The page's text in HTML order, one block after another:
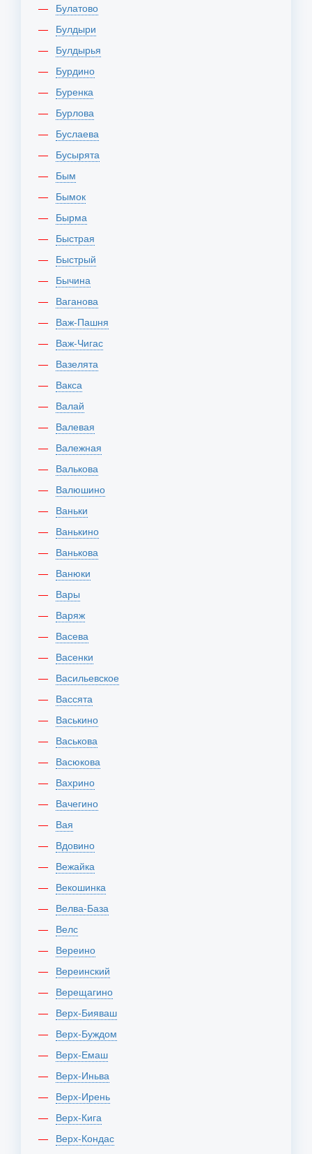
Булатово
Булдыри
Булдырья
Бурдино
Буренка
Бурлова
Буслаева
Бусырята
Бым
Бымок
Бырма
Быстрая
Быстрый
Бычина
Ваганова
Важ-Пашня
Важ-Чигас
Вазелята
Вакса
Валай
Валевая
Валежная
Валькова
Валюшино
Ваньки
Ванькино
Ванькова
Ванюки
Вары
Варяж
Васева
Васенки
Васильевское
Вассята
Васькино
Васькова
Васюкова
Вахрино
Вачегино
Вая
Вдовино
Вежайка
Векошинка
Велва-База
Велс
Вереино
Вереинский
Верещагино
Верх-Бияваш
Верх-Буждом
Верх-Емаш
Верх-Иньва
Верх-Ирень
Верх-Кига
Верх-Кондас